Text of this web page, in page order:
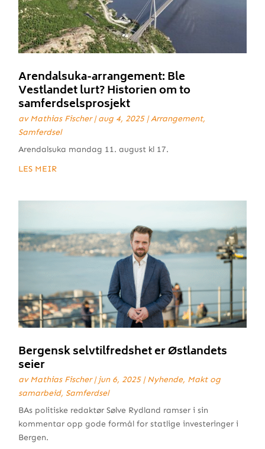
Arendalsuka-arrangement: Ble
Vestlandet lurt? Historien om to
samferdselsprosjekt
avMathias Fischer|aug 4, 2025|Arrangement,
Samferdsel
Arendalsuka mandag 11. august kl 17.
LES MEIR
Bergensk selvtilfredshet er Østlandets
seier
avMathias Fischer|jun 6, 2025|Nyhende, Makt og
samarbeid, Samferdsel
BAs politiske redaktør Sølve Rydland ramser i sin
kommentar opp gode formål for statlige investeringer i
Bergen.